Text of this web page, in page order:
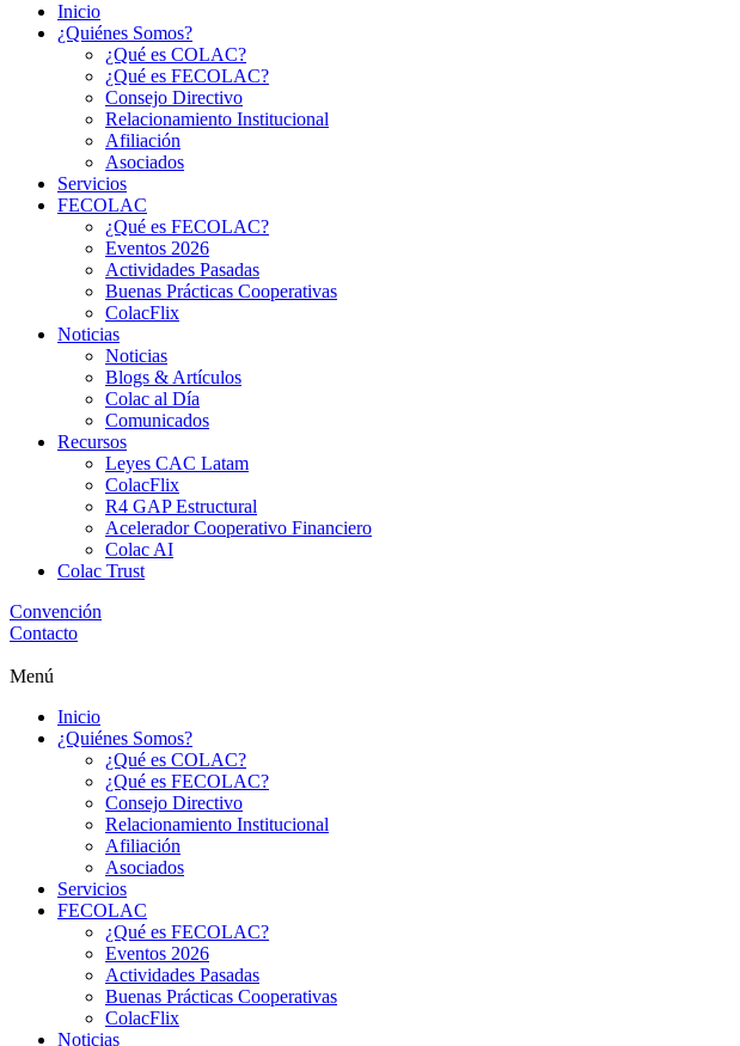
Inicio
¿Quiénes Somos?
¿Qué es COLAC?
¿Qué es FECOLAC?
Consejo Directivo
Relacionamiento Institucional
Afiliación
Asociados
Servicios
FECOLAC
¿Qué es FECOLAC?
Eventos 2026
Actividades Pasadas
Buenas Prácticas Cooperativas
ColacFlix
Noticias
Noticias
Blogs & Artículos
Colac al Día
Comunicados
Recursos
Leyes CAC Latam
ColacFlix
R4 GAP Estructural
Acelerador Cooperativo Financiero
Colac AI
Colac Trust
Convención
Contacto
Menú
Inicio
¿Quiénes Somos?
¿Qué es COLAC?
¿Qué es FECOLAC?
Consejo Directivo
Relacionamiento Institucional
Afiliación
Asociados
Servicios
FECOLAC
¿Qué es FECOLAC?
Eventos 2026
Actividades Pasadas
Buenas Prácticas Cooperativas
ColacFlix
Noticias